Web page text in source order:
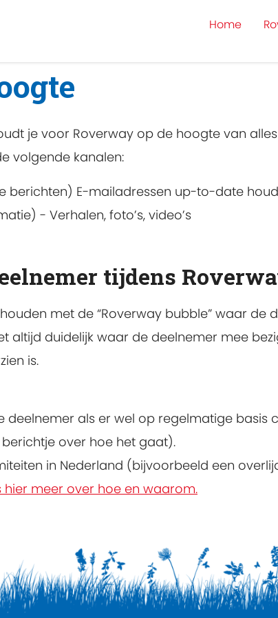
Home
je voor Roverway op de hoogte van
volgende kanalen:
berichten) ​E-mailadressen up-to-date
- Verhalen, foto’s, video’s​
tijdens
met de “Roverway bubble” waar
altijd duidelijk waar de deelnemer mee
is.
deelnemer als er wel op regelmatige basis
over hoe het gaat).
in Nederland (bijvoorbeeld een
hier meer over hoe en waarom.